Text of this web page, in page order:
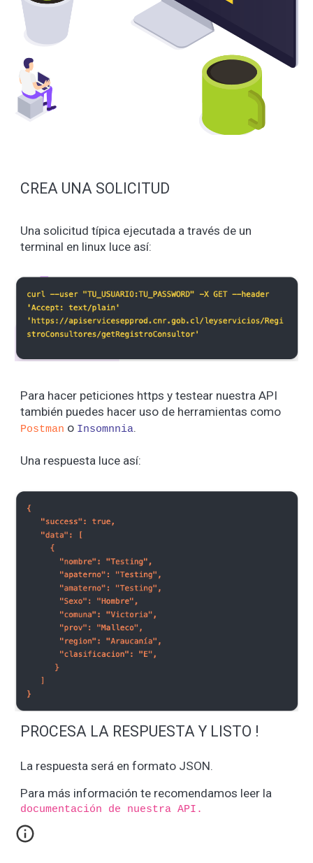
CREA UNA SOLICITUD
Una solicitud típica ejecutada a través de un
terminal en linux luce así:
Para hacer peticiones https y testear nuestra API
también puedes hacer uso de herramientas como
Postman o Insomnnia.
Una respuesta luce así:
PROCESA LA RESPUESTA Y LISTO !
La respuesta será en formato JSON.
Para más información te recomendamos leer la
documentación de nuestra API.